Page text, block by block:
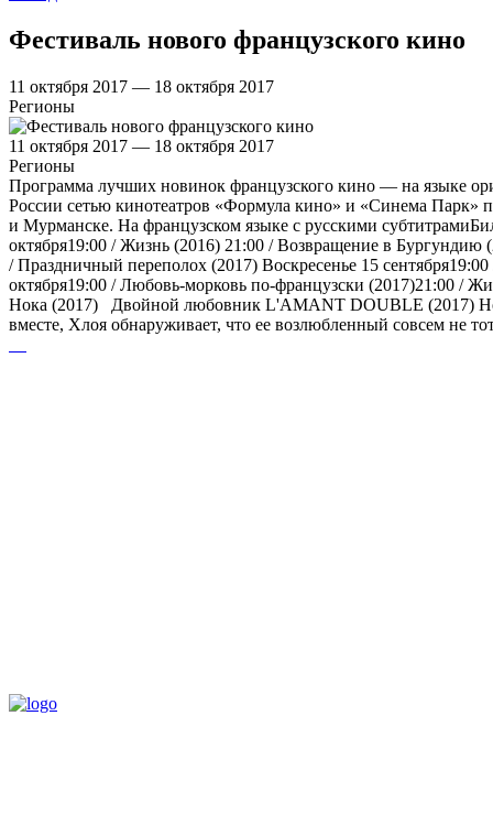
Фестиваль нового французского кино
11 октября 2017 — 18 октября 2017
Регионы
11 октября 2017 — 18 октября 2017
Регионы
Программа лучших новинок французского кино — на языке
России сетью кинотеатров «Формула кино» и «Синема Парк»
и Мурманске. На французском языке с русскими
октября19:00 / Жизнь (2016) 21:00 / Возвращение в Бургундию
/ Праздничный переполох (2017) Воскресенье 15
октября19:00 / Любовь-морковь по-французски (2017)21:00 /
Нока (2017) Двойной любовник L'AMANT DOUBLE (2017)
вместе, Хлоя обнаруживает, что ее возлюбленный совсем не